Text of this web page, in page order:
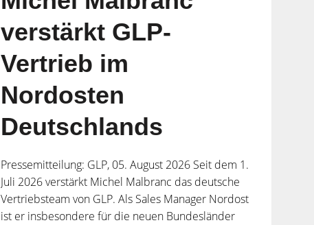
verstärkt GLP-
Vertrieb im
Nordosten
Deutschlands
Pressemitteilung: GLP, 05. August 2026 Seit dem 1.
Juli 2026 verstärkt Michel Malbranc das deutsche
Vertriebsteam von GLP. Als Sales Manager Nordost
ist er insbesondere für die neuen Bundesländer